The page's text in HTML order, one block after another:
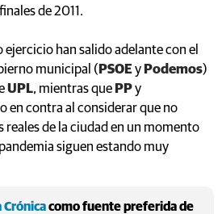
de 2011.
ejercicio han salido adelante con el
municipal ( PSOEy Podemos)
UPL, mientras que PPy
en contra al considerar que no
reales de la ciudad en un momento
siguen estando muy
Crónicacomo fuente preferida de